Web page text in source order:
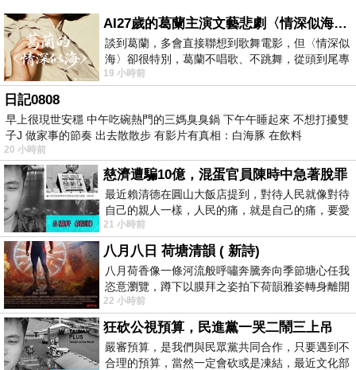
AI27歲的葛蘭主演文藝悲劇〈情深似海〉 #戀上老電影 #葛蘭 #粟子
談到葛蘭，多會直接聯想到歌舞電影，但〈情深似
海〉卻很特別，葛蘭不唱歌、不跳舞，從頭到尾專
心演戲。拍攝期間，經常工作超過12個鐘
19 小時前
日記0808
早上很現世安穩 中午吃碗熱門的三媽臭臭鍋 下午午睡起來 不想打擾雙
子J 做家事的節奏 出去散散步 有影片有真相：白海豚 在飲料
20 小時前
慈濟遭騙10億，混蛋官員陳時中急著脫罪
最近賴清德在圓山大飯店提到，對待人民就像對待
自己的親人一樣，人民的痛，就是自己的痛，要愛
民如親，說的這麼好聽，實際上根本沒做
21 小時前
八月八日 荷塘清韻 ( 新詩)
八月荷香像一條河流般呼嘯奔騰奔向季節塘心任我
恣意瀏覽，蹲下以膜拜之姿拍下荷韻雅姿轉身離開
時我把美麗的遐想掛在亭亭葉柄上盼望
22 小時前
狂砍公視預算，民進黨一哭二鬧三上吊
嚴審預算，是我們與民眾黨共同合作，只要遇到不
合理的預算，當然一定會砍或是凍結，最近文化部